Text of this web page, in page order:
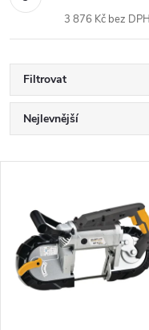
3 876 Kč bez DPH
Filtrovat
Ř
a
e
n
Nejlevnější
Abecedně
p